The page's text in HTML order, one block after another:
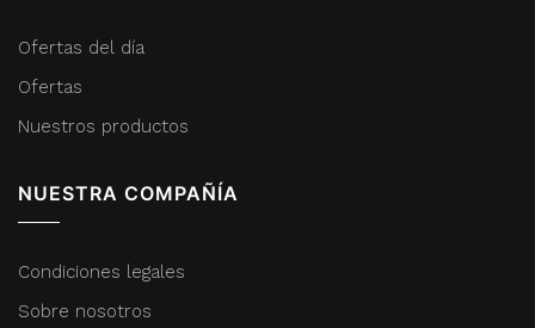
Ofertas del día
Ofertas
Nuestros productos
NUESTRA COMPAÑÍA
Condiciones legales
Sobre nosotros